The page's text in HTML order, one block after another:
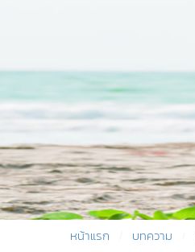
หน้าแรก บทความ